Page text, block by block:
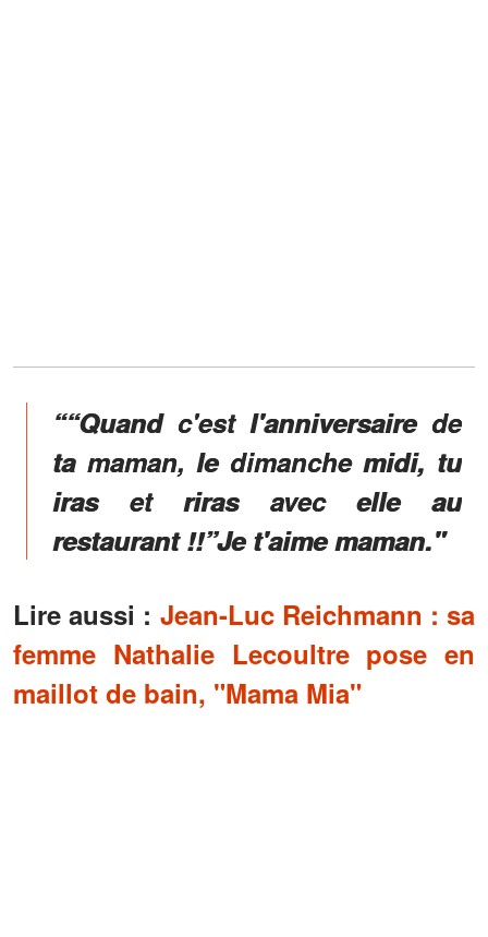
““Quand c'est l'anniversaire de
ta maman, le dimanche midi, tu
iras et riras avec elle au
restaurant !!”Je t'aime maman."
Lire aussi : Jean-Luc Reichmann : sa
femme Nathalie Lecoultre pose en
maillot de bain, "Mama Mia"